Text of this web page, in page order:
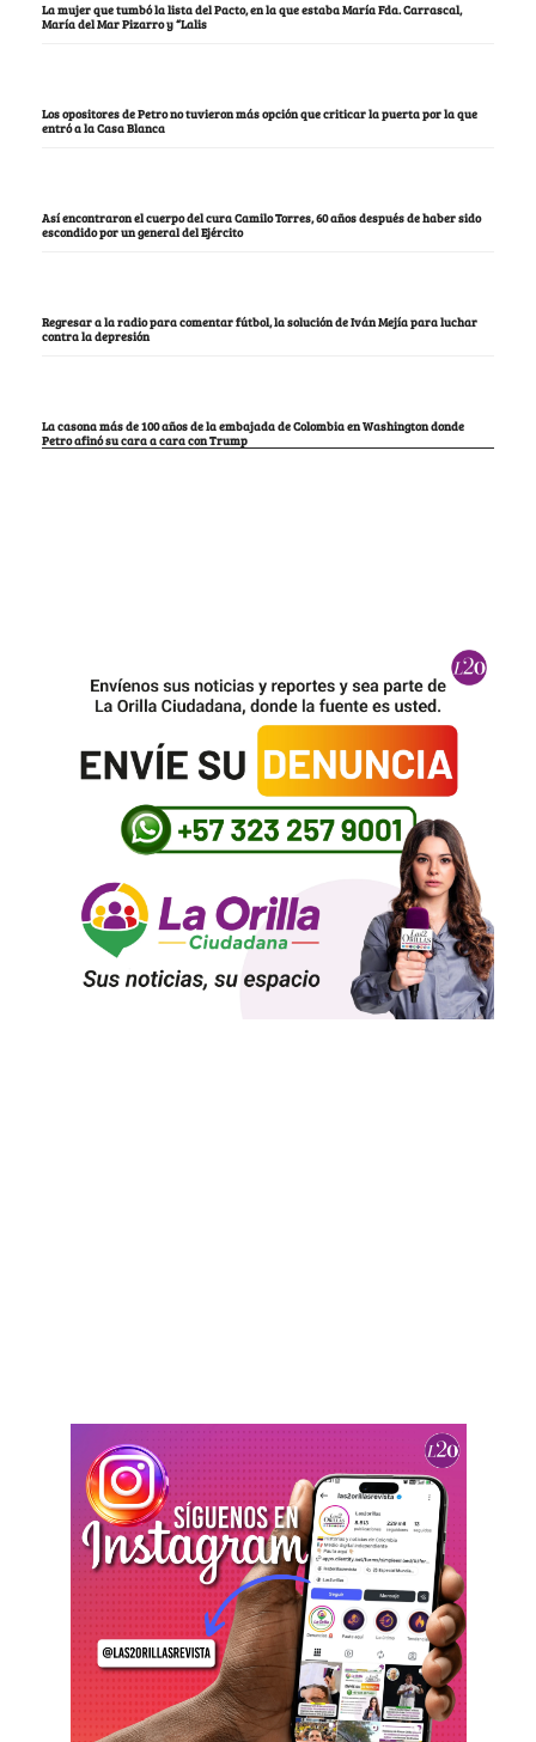
La mujer que tumbó la lista del Pacto, en la que estaba María Fda. Carrascal,
María del Mar Pizarro y “Lalis
Los opositores de Petro no tuvieron más opción que criticar la puerta por la que
entró a la Casa Blanca
Así encontraron el cuerpo del cura Camilo Torres, 60 años después de haber sido
escondido por un general del Ejército
Regresar a la radio para comentar fútbol, la solución de Iván Mejía para luchar
contra la depresión
La casona más de 100 años de la embajada de Colombia en Washington donde
Petro afinó su cara a cara con Trump